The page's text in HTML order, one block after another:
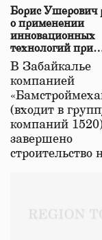
Борис Ушерович
о применении
инновационных
технологий при
строительстве
в Забайкалье
В Забайкалье
компанией
(входит в
компаний
завершено
строительство